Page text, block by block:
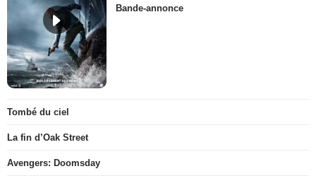
Bande-annonce
Tombé du ciel
La fin d’Oak Street
Avengers: Doomsday